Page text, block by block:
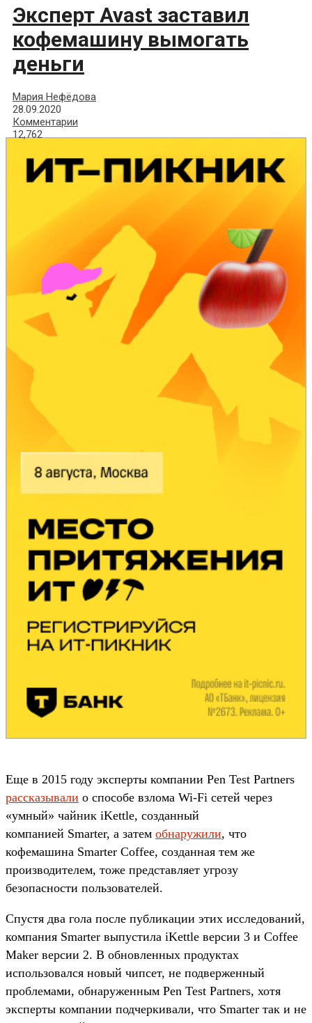
Эксперт Avast заставил
кофемашину вымогать
деньги
Мария Нефёдова
28.09.2020
Комментарии
12,762
Еще в 2015 году эксперты компании Pen Test Partners
рассказывали о способе взлома Wi-Fi сетей через
«умный» чайник iKettle, созданный
компанией Smarter, а затем обнаружили, что
кофемашина Smarter Coffee, созданная тем же
производителем, тоже представляет угрозу
безопасности пользователей.
Спустя два гола после публикации этих исследований,
компания Smarter выпустила iKettle версии 3 и Coffee
Maker версии 2. В обновленных продуктах
использовался новый чипсет, не подверженный
проблемами, обнаруженным Pen Test Partners, хотя
эксперты компании подчеркивали, что Smarter так и не